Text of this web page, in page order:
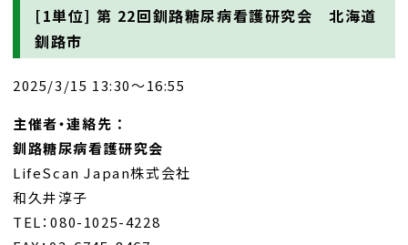
[1単位] 第 22回釧路糖尿病看護研究会 北海道
釧路市
2025/3/15 13:30～16:55
主催者・連絡先 ：
釧路糖尿病看護研究会
LifeScan Japan株式会社
和久井淳子
TEL：080-1025-4228